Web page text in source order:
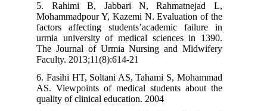
5. Rahimi B, Jabbari N, Rahmatnejad L,
Mohammadpour Y, Kazemi N. Evaluation of the
factors affecting students’academic failure in
urmia university of medical sciences in 1390.
The Journal of Urmia Nursing and Midwifery
Faculty. 2013;11(8):614-21
6. Fasihi HT, Soltani AS, Tahami S, Mohammad
AS. Viewpoints of medical students about the
quality of clinical education. 2004